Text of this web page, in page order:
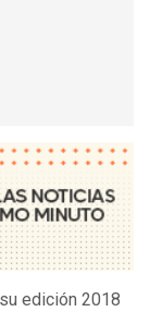
edición 2018